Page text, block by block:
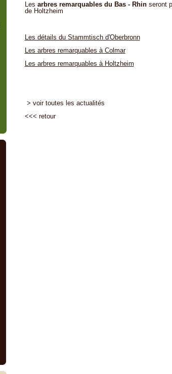
Les arbres remarquables du Bas - Rhinseront
de Holtzheim
Les détails du Stammtisch d'Oberbronn
Les arbres remarquables à Colmar
Les arbres remarquables à Holtzheim
> voir toutes les actualités
<<< retour